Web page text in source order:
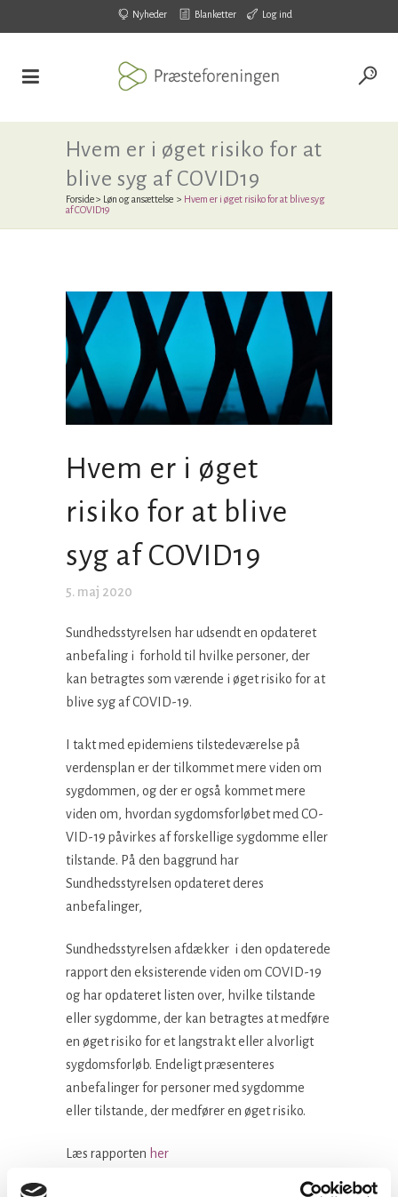
Nyheder Blanketter Log ind
Hvem er i øget risiko for at
blive syg af COVID19
Forside> Løn og ansættelse > Hvem er i øget risiko for at blive syg
af COVID19
Hvem er i øget
risiko for at blive
syg af COVID19
5. maj 2020
Sundhedsstyrelsen har udsendt en opdateret
anbefaling i forhold til hvilke personer, der
kan betragtes som værende i øget risiko for at
blive syg af COVID-19.
I takt med epidemiens tilstedeværelse på
verdensplan er der tilkommet mere viden om
sygdommen, og der er også kommet mere
viden om, hvordan sygdomsforløbet med CO-
VID-19 påvirkes af forskellige sygdomme eller
tilstande. På den baggrund har
Sundhedsstyrelsen opdateret deres
anbefalinger,
Sundhedsstyrelsen afdækker i den opdaterede
rapport den eksisterende viden om COVID-19
og har opdateret listen over, hvilke tilstande
eller sygdomme, der kan betragtes at medføre
en øget risiko for et langstrakt eller alvorligt
sygdomsforløb. Endeligt præsenteres
anbefalinger for personer med sygdomme
eller tilstande, der medfører en øget risiko.
Læs rapporten her